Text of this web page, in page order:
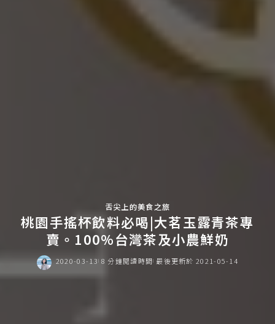
舌尖上的美食之旅
桃園手搖杯飲料必喝|大茗玉露青茶專
賣。100%台灣茶及小農鮮奶
2020-03-13 8 分鐘閱讀時間 最後更新於 2021-05-14